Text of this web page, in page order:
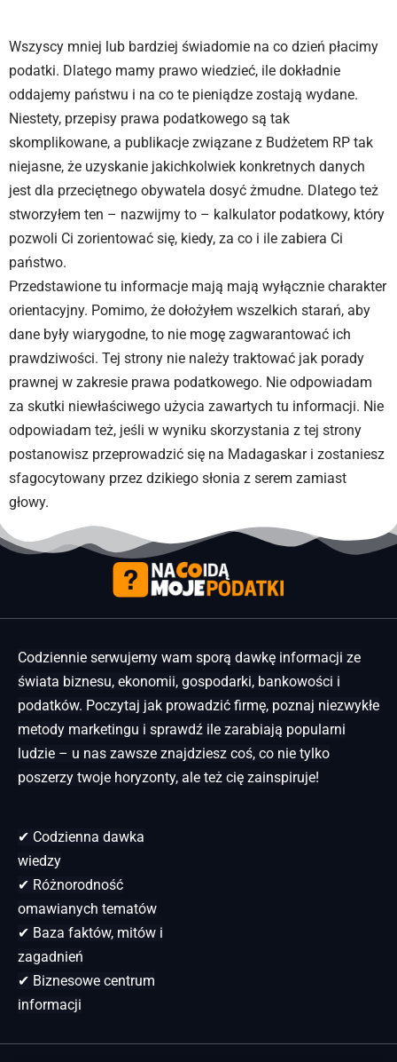
Wszyscy mniej lub bardziej świadomie na co dzień płacimy
podatki. Dlatego mamy prawo wiedzieć, ile dokładnie
oddajemy państwu i na co te pieniądze zostają wydane.
Niestety, przepisy prawa podatkowego są tak
skomplikowane, a publikacje związane z Budżetem RP tak
niejasne, że uzyskanie jakichkolwiek konkretnych danych
jest dla przeciętnego obywatela dosyć żmudne. Dlatego też
stworzyłem ten – nazwijmy to – kalkulator podatkowy, który
pozwoli Ci zorientować się, kiedy, za co i ile zabiera Ci
państwo.
Przedstawione tu informacje mają mają wyłącznie charakter
orientacyjny. Pomimo, że dołożyłem wszelkich starań, aby
dane były wiarygodne, to nie mogę zagwarantować ich
prawdziwości. Tej strony nie należy traktować jak porady
prawnej w zakresie prawa podatkowego. Nie odpowiadam
za skutki niewłaściwego użycia zawartych tu informacji. Nie
odpowiadam też, jeśli w wyniku skorzystania z tej strony
postanowisz przeprowadzić się na Madagaskar i zostaniesz
sfagocytowany przez dzikiego słonia z serem zamiast
głowy.
Codziennie serwujemy wam sporą dawkę informacji ze
świata biznesu, ekonomii, gospodarki, bankowości i
podatków. Poczytaj jak prowadzić firmę, poznaj niezwykłe
metody marketingu i sprawdź ile zarabiają popularni
ludzie – u nas zawsze znajdziesz coś, co nie tylko
poszerzy twoje horyzonty, ale też cię zainspiruje!
✔ Codzienna dawka
wiedzy
✔ Różnorodność
omawianych tematów
✔ Baza faktów, mitów i
zagadnień
✔ Biznesowe centrum
informacji